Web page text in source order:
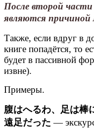
После второй части
являются
Также, если вдруг в
книге попадётся, то
будет в пассивной
извне).
Примеры.
腹はへるわ、足は棒
遠足だった —